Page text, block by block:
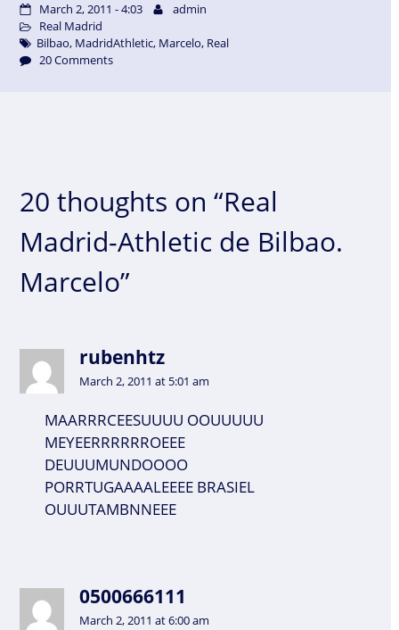
March 2, 2011 - 4:03
admin
Real Madrid
Bilbao, MadridAthletic, Marcelo, Real
20 Comments
20 thoughts on “Real
Madrid-Athletic de Bilbao.
Marcelo”
rubenhtz
March 2, 2011 at 5:01 am
MAARRRCEESUUUU OOUUUUU
MEYEERRRRRROEEE
DEUUUMUNDOOOO
PORRTUGAAAALEEEE BRASIEL
OUUUTAMBNNEEE
0500666111
March 2, 2011 at 6:00 am